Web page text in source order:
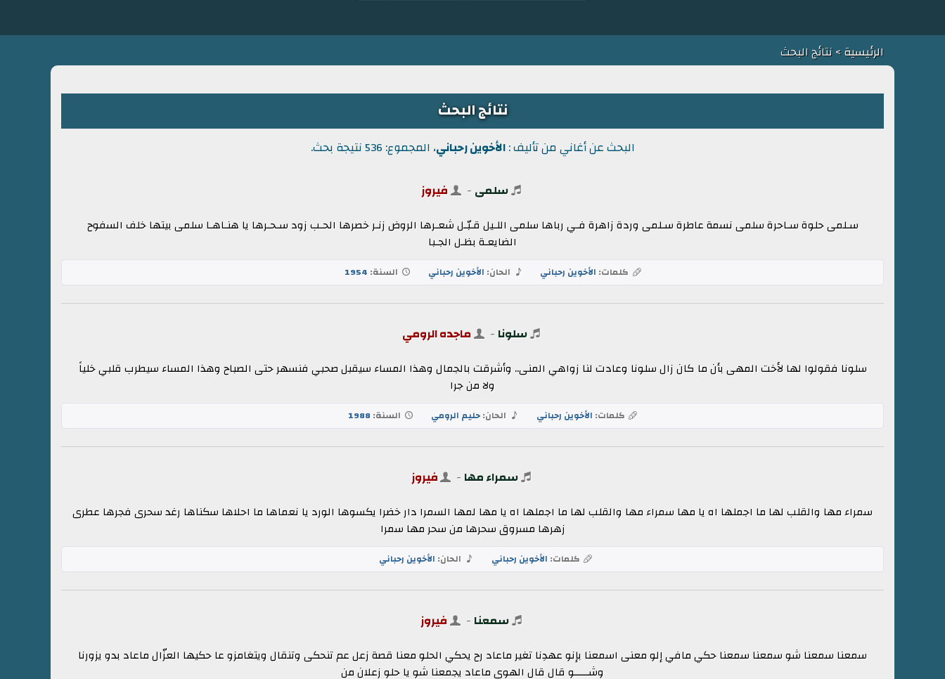
الرئيسية> نتائج البحث
نتائج البحث
البحث عن أغاني من تأليف :الأخوين رحباني، المجموع: 536 نتيجة بحث.
سلمى - فيروز
سـلمى حلوة سـاحرة سلمى نسمة عاطرة سـلمى وردة زاهرة فـي رباها سلمى اللـيل قـبّـل شعـرها الروض زنـر خصرها الحـب زود سـحـرها يا هنـاهـا سلمى بيتها خلف السفوح
الضايعـة بظـل الجـبا
كلمات: الأخوين رحباني الحان: الأخوين رحباني السنة: 1954
سلونا - ماجده الرومي
سلونا فقولوا لها لأخت المهى بأن ما كان زال سلونا وعادت لنا زواهي المنى.. وأشرقت بالجمال وهذا المساء سيقبل صحبي فنسهر حتى الصباح وهذا المساء سيطرب قلبي خلياً
ولا من جرا
كلمات: الأخوين رحباني الحان:حليم الرومي السنة:1988
سمراء مها - فيروز
سمراء مها والقلب لها ما اجملها اه يا مها سمراء مها والقلب لها ما اجملها اه يا مها لمها السمرا دار خضرا يكسوها الورد يا نعماها ما احلاها سكناها رغد سحرى فجرها عطرى
زهرها مسروق سحرها من سحر مها سمرا
كلمات: الأخوين رحباني الحان: الأخوين رحباني
سمعنا - فيروز
سمعنا سمعنا شو سمعنا سمعنا حكي مافي إلو معنى اسمعنا بإنو عهدِنا تغير ماعاد رح يحكي الحلو معنا قصة زعل عم تنحكى وتنقال ويتغامزو عا حكيها العزّال ماعاد بدو يزورنا
وشـــــو قال قال الهوى ماعاد يجمعنا شو يا حلو زعلان من